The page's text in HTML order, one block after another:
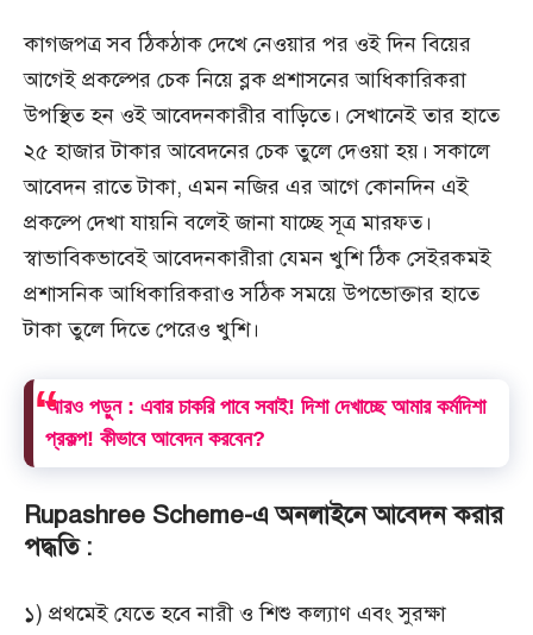
কাগজপত্র সব ঠিকঠাক দেখে নেওয়ার পর ওই দিন বিয়ের
আগেই প্রকল্পের চেক নিয়ে ব্লক প্রশাসনের আধিকারিকরা
উপস্থিত হন ওই আবেদনকারীর বাড়িতে। সেখানেই তার হাতে
২৫ হাজার টাকার আবেদনের চেক তুলে দেওয়া হয়। সকালে
আবেদন রাতে টাকা, এমন নজির এর আগে কোনদিন এই
প্রকল্পে দেখা যায়নি বলেই জানা যাচ্ছে সূত্র মারফত।
স্বাভাবিকভাবেই আবেদনকারীরা যেমন খুশি ঠিক সেইরকমই
প্রশাসনিক আধিকারিকরাও সঠিক সময়ে উপভোক্তার হাতে
টাকা তুলে দিতে পেরেও খুশি।
আরও পড়ুন : এবার চাকরি পাবে সবাই! দিশা দেখাচ্ছে আমার কর্মদিশা
প্রকল্প! কীভাবে আবেদন করবেন?
Rupashree Scheme-এ অনলাইনে আবেদন করার
পদ্ধতি :
১) প্রথমেই যেতে হবে নারী ও শিশু কল্যাণ এবং সুরক্ষা